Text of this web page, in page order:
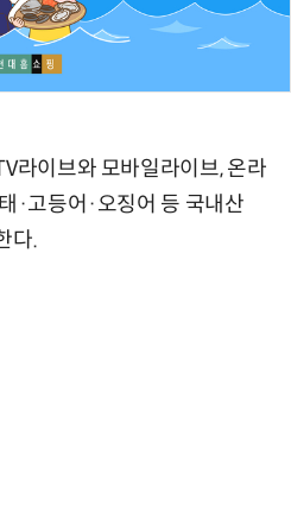
라이브와 모바일라이브, 온라
·고등어·오징어 등 국내산
다.